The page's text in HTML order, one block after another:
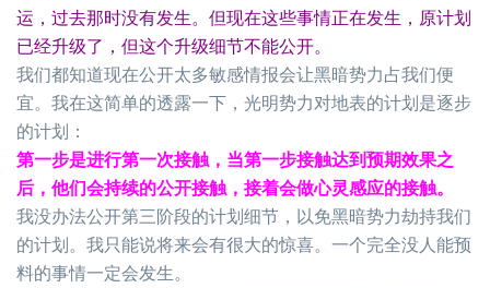
运，过去那时没有发生。但现在这些事情正在发生，原计划
已经升级了，但这个升级细节不能公开。
我们都知道现在公开太多敏感情报会让黑暗势力占我们便
宜。我在这简单的透露一下，光明势力对地表的计划是逐步
的计划：
第一步是进行第一次接触，当第一步接触达到预期效果之
后，他们会持续的公开接触，接着会做心灵感应的接触。
我没办法公开第三阶段的计划细节，以免黑暗势力劫持我们
的计划。我只能说将来会有很大的惊喜。一个完全没人能预
料的事情一定会发生。